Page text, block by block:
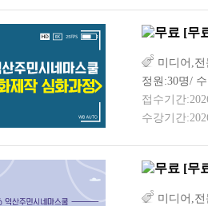
[무
미디어,
정원:30명/
접수기간
수강기간
[무
미디어,